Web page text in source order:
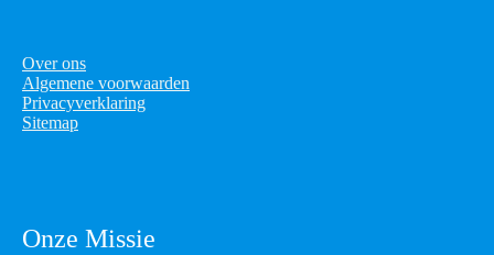
Over ons
Algemene voorwaarden
Privacyverklaring
Sitemap
Onze Missie